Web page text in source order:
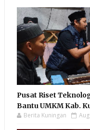
Pusat Riset
Bantu UMKM Kab.
Berita Kuningan